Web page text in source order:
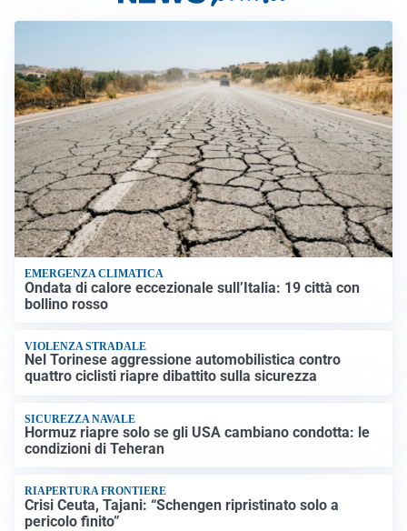
EMERGENZA CLIMATICA
Ondata di calore eccezionale sull’Italia: 19 città con
bollino rosso
VIOLENZA STRADALE
Nel Torinese aggressione automobilistica contro
quattro ciclisti riapre dibattito sulla sicurezza
SICUREZZA NAVALE
Hormuz riapre solo se gli USA cambiano condotta: le
condizioni di Teheran
RIAPERTURA FRONTIERE
Crisi Ceuta, Tajani: “Schengen ripristinato solo a
pericolo finito”